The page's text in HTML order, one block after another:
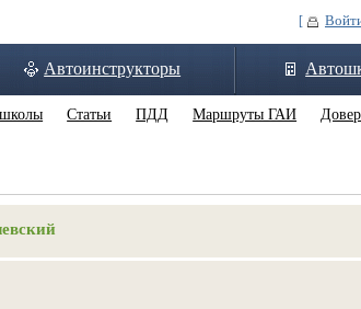
[
Автоинструкторы
Статьи ПДД Маршруты ГАИ